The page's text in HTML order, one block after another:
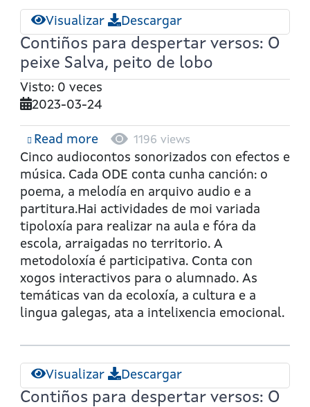
Visualizar Descargar
Contiños para despertar versos: O
peixe Salva, peito de lobo
Visto: 0 veces
2023-03-24
Read moreabout
Contiños
para
despertar
versos:
O
peixe
Salva,
peito
de
lobo
1196 views
Cinco audiocontos sonorizados con efectos e
música. Cada ODE conta cunha canción: o
poema, a melodía en arquivo audio e a
partitura.Hai actividades de moi variada
tipoloxía para realizar na aula e fóra da
escola, arraigadas no territorio. A
metodoloxía é participativa. Conta con
xogos interactivos para o alumnado. As
temáticas van da ecoloxía, a cultura e a
lingua galegas, ata a intelixencia emocional.
Visualizar Descargar
Contiños para despertar versos: O